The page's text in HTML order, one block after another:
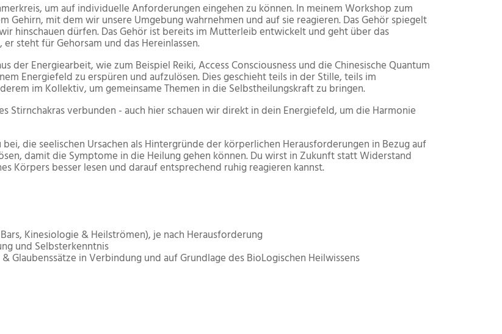
um auf individuelle Anforderungen eingehen zu können. In meinem Workshop zum
Gehirn, mit dem wir unsere Umgebung wahrnehmen und auf sie reagieren. Das Gehör spiegelt
hinschauen dürfen. Das Gehör ist bereits im Mutterleib entwickelt und geht über das
steht für Gehorsam und das Hereinlassen.
der Energiearbeit, wie zum Beispiel Reiki, Access Consciousness und die Chinesische Quantum
Energiefeld zu erspüren und aufzulösen. Dies geschieht teils in der Stille, teils im
im Kollektiv, um gemeinsame Themen in die Selbstheilungskraft zu bringen.
Stirnchakras verbunden - auch hier schauen wir direkt in dein Energiefeld, um die Harmonie
die seelischen Ursachen als Hintergründe der körperlichen Herausforderungen in Bezug auf
damit die Symptome in die Heilung gehen können. Du wirst in Zukunft statt Widerstand
Körpers besser lesen und darauf entsprechend ruhig reagieren kannst.
Kinesiologie & Heilströmen), je nach Herausforderung
und Selbsterkenntnis
Glaubenssätze in Verbindung und auf Grundlage des BioLogischen Heilwissens